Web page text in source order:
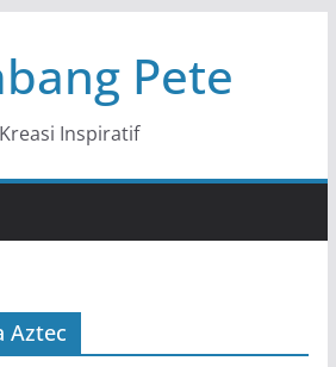
Pete
Kreasi Inspiratif
Aztec